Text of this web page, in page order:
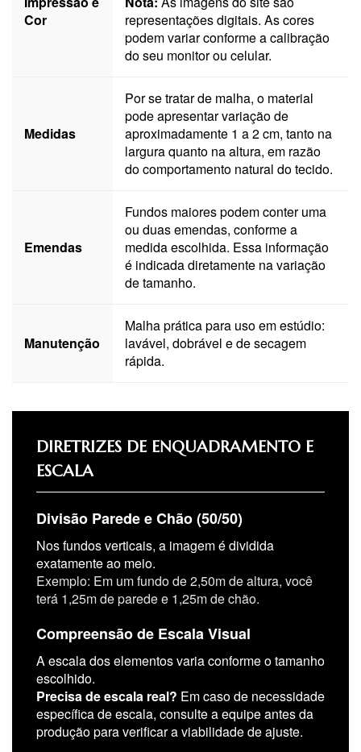
Cor
representações digitais. As cores
podem variar conforme a calibração
do seu monitor ou celular.
Medidas
Por se tratar de malha, o material
pode apresentar variação de
aproximadamente 1 a 2 cm, tanto na
largura quanto na altura, em razão
do comportamento natural do tecido.
Emendas
Fundos maiores podem conter uma
ou duas emendas, conforme a
medida escolhida. Essa informação
é indicada diretamente na variação
de tamanho.
Manutenção
Malha prática para uso em estúdio:
lavável, dobrável e de secagem
rápida.
DIRETRIZES DE ENQUADRAMENTO E
ESCALA
Divisão Parede e Chão (50/50)
Nos fundos verticais, a imagem é dividida
exatamente ao meio.
Exemplo: Em um fundo de 2,50m de altura, você
terá 1,25m de parede e 1,25m de chão.
Compreensão de Escala Visual
A escala dos elementos varia conforme o tamanho
escolhido.
Precisa de escala real? Em caso de necessidade
específica de escala, consulte a equipe antes da
produção para verificar a viabilidade de ajuste.